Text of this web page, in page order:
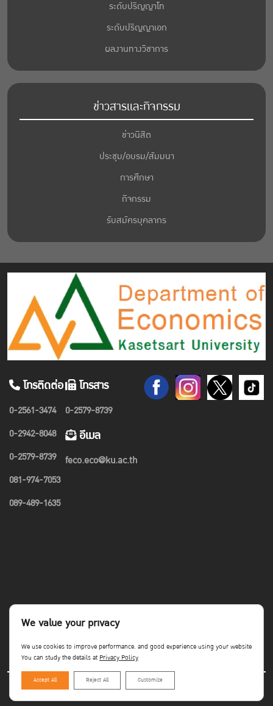
ระดับปริญญาโท
ระดับปริญญาเอก
ผลงานทางวิชาการ
ข่าวสารและกิจกรรม
ข่าวนิสิต
ประชุม/อบรม/สัมมนา
การศึกษา
กิจกรรม
รับสมัครบุคลากร
โทรติดต่อ
0-2561-3474
0-2942-8048
0-2579-8739
081-974-7053
089-489-1635
โทรสาร
0-2579-8739
อีเมล
feco.eco@ku.ac.th
Copyright©Faculty of Economics KU
We value your privacy
We use cookies to improve performance. and good experience using your website
You can study the details atPrivacy Policy
Accept All Reject All Customize